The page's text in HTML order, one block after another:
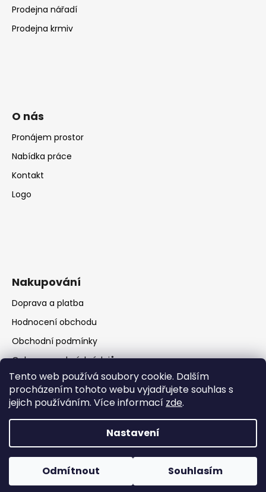
Tento web používá soubory cookie. Dalším
procházením tohoto webu vyjadřujete souhlas s
jejich používáním. Více informací zde.
Nastavení
Odmítnout Souhlasím
Prodejna nářadí
Prodejna krmiv
O nás
Pronájem prostor
Nabídka práce
Kontakt
Logo
Nakupování
Doprava a platba
Hodnocení obchodu
Obchodní podmínky
Ochrana osobních údajů
Copyright 2026RATIO Rumburk. Všechna práva